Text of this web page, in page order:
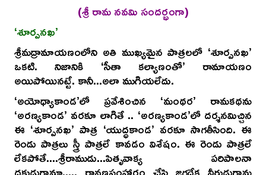
(శ్రీ రామ నవమి సందర్భంగా)
‘శూర్పనఖ’
శ్రీమద్రామాయణంలోని అతి ముఖ్యమైన పాత్రలలో ‘శూర్పనఖ’
ఒకటి. నిజానికి ‘సీతా కల్యాణంతో’ రామాయణం
అయిపోయినట్టే. కానీ...అలా ముగియలేదు.
‘అయోధ్యాకాండ’లో ప్రవేశించిన ‘మంథర’ రామకథను
‘అరణ్యకాండ’ వరకూ లాగితే .. ‘అరణ్యకాండ’లో దర్శనమిచ్చిన
ఈ ‘శూర్పనఖ’ పాత్ర ‘యుద్ధకాండ’ వరకూ సాగతీసింది. ఈ
రెండు పాత్రలు స్త్రీ పాత్రలే కావడం విశేషం. ఈ రెండు పాత్రలే
లేకపోతే....శ్రీరాముడు...పితృవాక్య పరిపాలనా